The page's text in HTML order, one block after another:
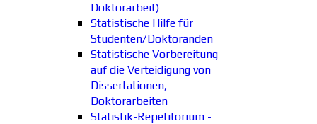
Doktorarbeit)
Statistische Hilfe für
Studenten/Doktoranden
Statistische Vorbereitung
auf die Verteidigung von
Dissertationen,
Doktorarbeiten
Statistik-Repetitorium -